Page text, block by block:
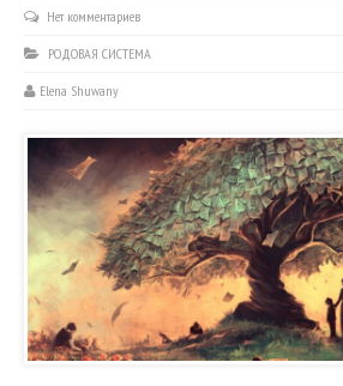
Нет комментариев
РОДОВАЯ СИСТЕМА
Elena Shuwany